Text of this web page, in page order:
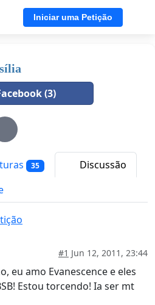
Iniciar uma Petição
(3)
35
Discussão
#1 Jun 12, 2011, 23:44
eu amo Evanescence e eles
Estou torcendo! Ia ser mt